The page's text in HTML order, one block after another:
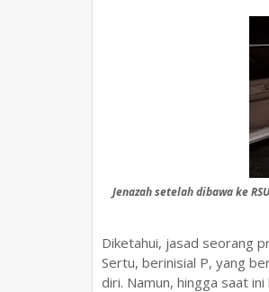
Jenazah setelah dibawa ke
Diketahui, jasad seorang
Sertu, berinisial P, yang
diri. Namun, hingga saat